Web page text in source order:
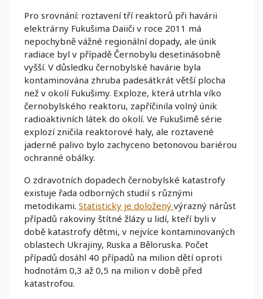
Pro srovnání: roztavení tří reaktorů při havárii
elektrárny Fukušima Daiiči v roce 2011 má
nepochybně vážné regionální dopady, ale únik
radiace byl v případě Černobylu desetinásobně
vyšší. V důsledku černobylské havárie byla
kontaminována zhruba padesátkrát větší plocha
než v okolí Fukušimy. Exploze, která utrhla víko
černobylského reaktoru, zapříčinila volný únik
radioaktivních látek do okolí. Ve Fukušimě série
explozí zničila reaktorové haly, ale roztavené
jaderné palivo bylo zachyceno betonovou bariérou
ochranné obálky.
O zdravotních dopadech černobylské katastrofy
existuje řada odborných studií s různými
metodikami.Statisticky je doloženývýrazný nárůst
případů rakoviny štítné žlázy u lidí, kteří byli v
době katastrofy dětmi, v nejvíce kontaminovaných
oblastech Ukrajiny, Ruska a Běloruska. Počet
případů dosáhl 40 případů na milion dětí oproti
hodnotám 0,3 až 0,5 na milion v době před
katastrofou.